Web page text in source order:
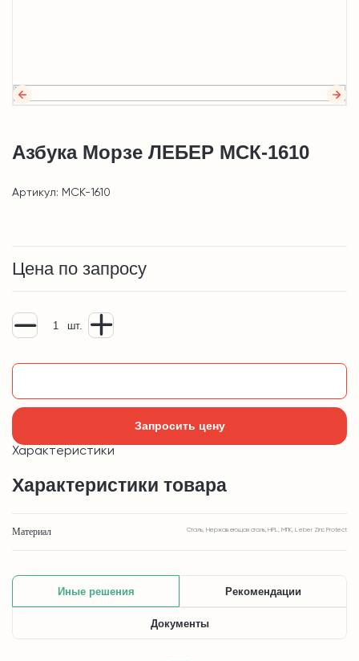
Азбука Морзе ЛЕБЕР МСК-1610
Артикул: МСК-1610
Цена по запросу
шт.
Запросить цену
Характеристики
Характеристики товара
Материал Сталь, Нержавеющая сталь, HPL, МПК, Leber Zinc Protect
Иные решения Рекомендации
Документы